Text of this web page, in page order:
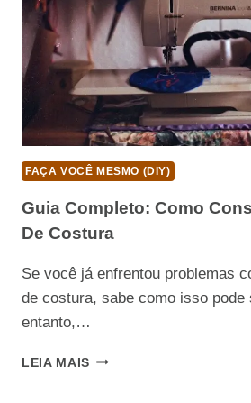
FAÇA VOCÊ MESMO (DIY)
Guia Completo: Como
De Costura
Se você já enfrentou problemas
de costura, sabe como isso
entanto,…
LEIA MAIS GUIA